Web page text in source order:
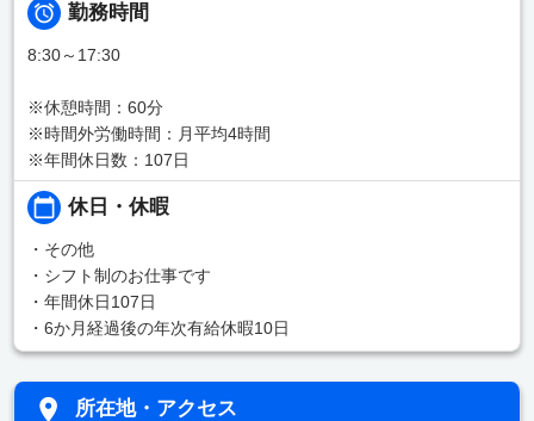
勤務時間
8:30～17:30
※休憩時間：60分
※時間外労働時間：月平均4時間
※年間休日数：107日
休日・休暇
・その他
・シフト制のお仕事です
・年間休日107日
・6か月経過後の年次有給休暇10日
所在地・アクセス